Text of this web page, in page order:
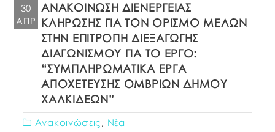
30
ΑΠΡ
ΑΝΑΚΟΙΝΩΣΗ ΔΙΕΝΕΡΓΕΙΑΣ
ΚΛΗΡΩΣΗΣ ΓΙΑ ΤΟΝ ΟΡΙΣΜΟ ΜΕΛΩΝ
ΣΤΗΝ ΕΠΙΤΡΟΠΗ ΔΙΕΞΑΓΩΓΗΣ
ΔΙΑΓΩΝΙΣΜΟΥ ΓΙΑ ΤΟ ΕΡΓΟ:
“ΣΥΜΠΛΗΡΩΜΑΤΙΚΑ ΕΡΓΑ
ΑΠΟΧΕΤΕΥΣΗΣ ΟΜΒΡΙΩΝ ΔΗΜΟΥ
ΧΑΛΚΙΔΕΩΝ”
Ανακοινώσεις , Νέα